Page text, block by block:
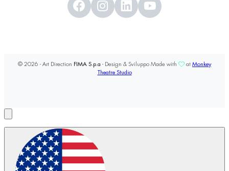
© 2026 - Art Direction FIMA S.p.a - Design & Sviluppo Made with at Monkey
Theatre Studio